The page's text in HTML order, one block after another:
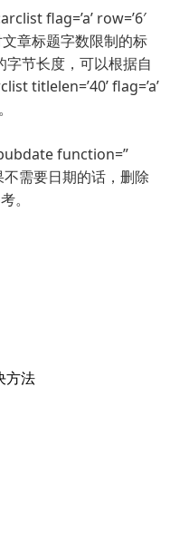
flag=’a’ row=’6′
章标题字数限制的标
字节长度，可以根据自
titlelen=’40’ flag=’a’
function=”
不需要日期的话，删除
。
方法